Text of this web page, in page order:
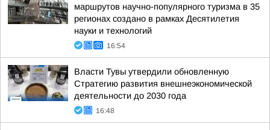
маршрутов научно-популярного туризма в 35
регионах создано в рамках Десятилетия
науки и технологий
16:54
Власти Тувы утвердили обновленную
Стратегию развития внешнеэкономической
деятельности до 2030 года
16:48